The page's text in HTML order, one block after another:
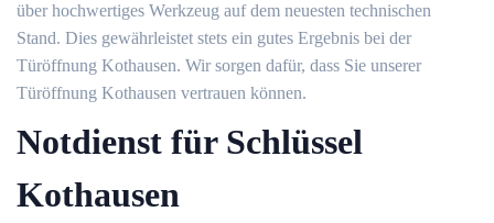
über hochwertiges Werkzeug auf dem neuesten technischen
Stand. Dies gewährleistet stets ein gutes Ergebnis bei der
Türöffnung Kothausen. Wir sorgen dafür, dass Sie unserer
Türöffnung Kothausen vertrauen können.
Notdienst für Schlüssel
Kothausen